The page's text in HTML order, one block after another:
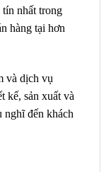
nhất trong
hàng tại hơn
và dịch vụ
kế, sản xuất và
nghĩ đến khách